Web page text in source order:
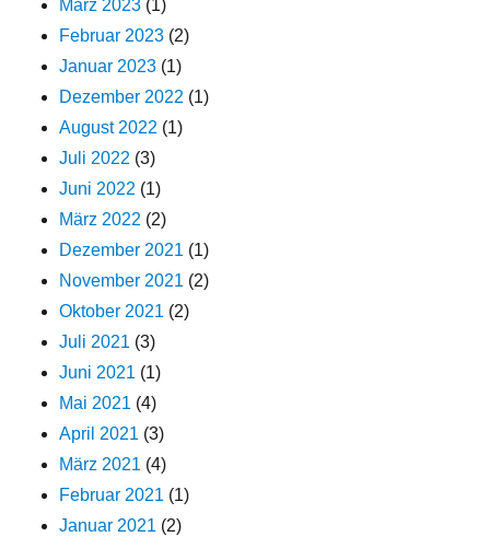
März 2023 (1)
Februar 2023 (2)
Januar 2023 (1)
Dezember 2022 (1)
August 2022 (1)
Juli 2022 (3)
Juni 2022 (1)
März 2022 (2)
Dezember 2021 (1)
November 2021 (2)
Oktober 2021 (2)
Juli 2021 (3)
Juni 2021 (1)
Mai 2021 (4)
April 2021 (3)
März 2021 (4)
Februar 2021 (1)
Januar 2021 (2)